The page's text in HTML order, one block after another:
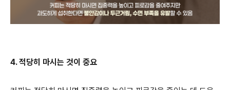
4. 적당히 마시는 것이 중요